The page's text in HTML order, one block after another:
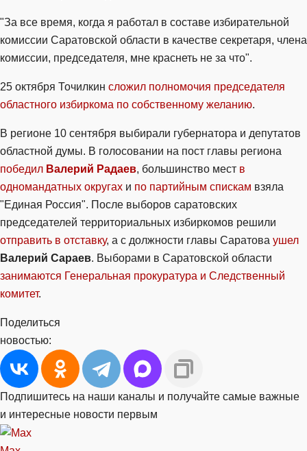
"За все время, когда я работал в составе избирательной
комиссии Саратовской области в качестве секретаря, члена
комиссии, председателя, мне краснеть не за что".
25 октября Точилкин сложил полномочия председателя
областного избиркома по собственному желанию.
В регионе 10 сентября выбирали губернатора и депутатов
областной думы. В голосовании на пост главы региона
победил Валерий Радаев, большинство мест в
одномандатных округах и по партийным спискам взяла
"Единая Россия". После выборов саратовских
председателей территориальных избиркомов решили
отправить в отставку, а с должности главы Саратова ушел
Валерий Сараев. Выборами в Саратовской области
занимаются Генеральная прокуратура и Следственный
комитет.
Поделиться
новостью:
Подпишитесь на наши каналы и получайте самые важные
и интересные новости первым